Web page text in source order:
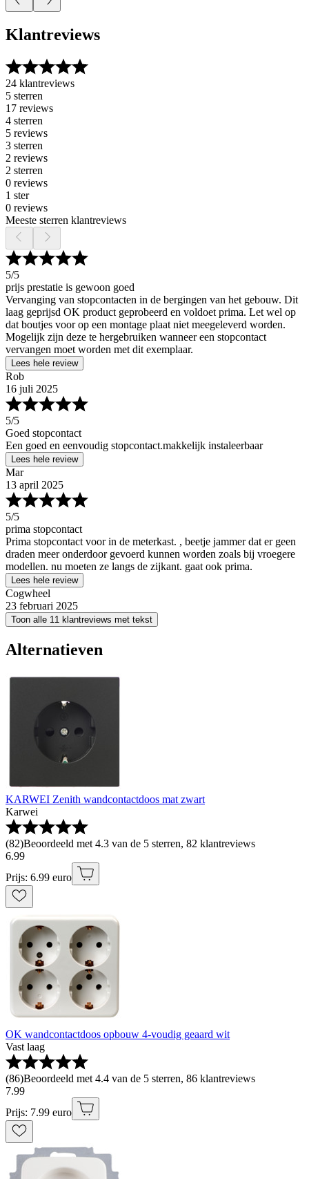
Klantreviews
24 klantreviews
5 sterren
17 reviews
4 sterren
5 reviews
3 sterren
2 reviews
2 sterren
0 reviews
1 ster
0 reviews
Meeste sterren klantreviews
5/5
prijs prestatie is gewoon goed
Vervanging van stopcontacten in de bergingen van het gebouw. Dit
laag geprijsd OK product geprobeerd en voldoet prima. Let wel op
dat boutjes voor op een montage plaat niet meegeleverd worden.
Mogelijk zijn deze te hergebruiken wanneer een stopcontact
vervangen moet worden met dit exemplaar.
Lees hele review
Rob
16 juli 2025
5/5
Goed stopcontact
Een goed en eenvoudig stopcontact.makkelijk instaleerbaar
Lees hele review
Mar
13 april 2025
5/5
prima stopcontact
Prima stopcontact voor in de meterkast. , beetje jammer dat er geen
draden meer onderdoor gevoerd kunnen worden zoals bij vroegere
modellen. nu moeten ze langs de zijkant. gaat ook prima.
Lees hele review
Cogwheel
23 februari 2025
Toon alle 11 klantreviews met tekst
Alternatieven
KARWEI Zenith wandcontactdoos mat zwart
Karwei
(82)Beoordeeld met 4.3 van de 5 sterren, 82 klantreviews
6.99
Prijs: 6.99 euro
OK wandcontactdoos opbouw 4-voudig geaard wit
Vast laag
(86)Beoordeeld met 4.4 van de 5 sterren, 86 klantreviews
7.99
Prijs: 7.99 euro